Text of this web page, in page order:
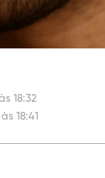
18:32
18:41